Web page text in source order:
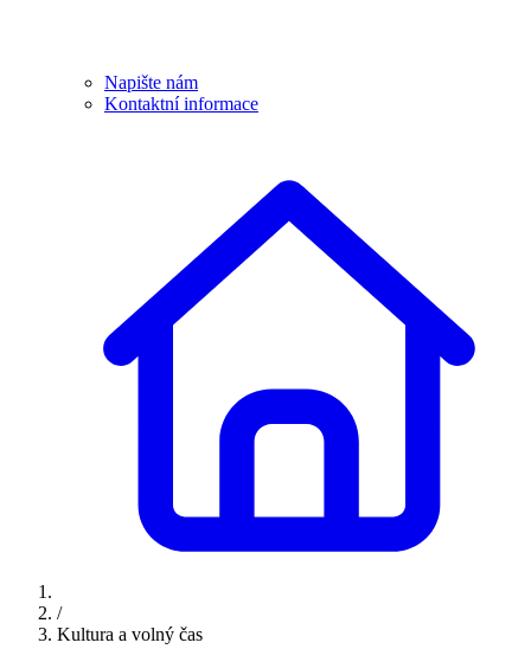
Napište nám
Kontaktní informace
/
Kultura a volný čas